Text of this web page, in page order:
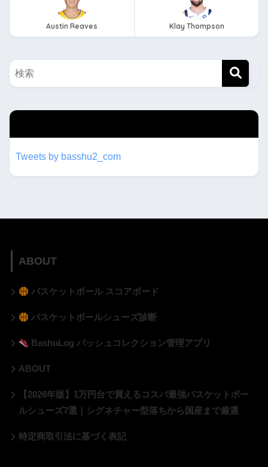
Austin Reaves Klay Thompson
Tweets by basshu2_com
ABOUT
バスケットボール スコアボード
バスケットボールシューズ診断
BashuLog バッシュコレクション管理アプリ
ABOUT
【2026年版】1万円台で買えるコスパ最強バスケットボー
ルシューズ7選｜シグネチャー型落ちから国産まで厳選
特定商取引法に基づく表記